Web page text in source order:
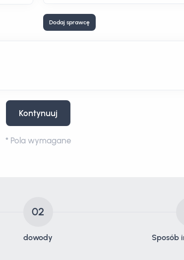
Dodaj sprawcę
Kontynuuj
* Pola wymagane
02
dowody Sposób